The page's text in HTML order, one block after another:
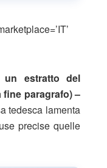
un estratto del
paragrafo) –
tedesca lamenta
precise quelle